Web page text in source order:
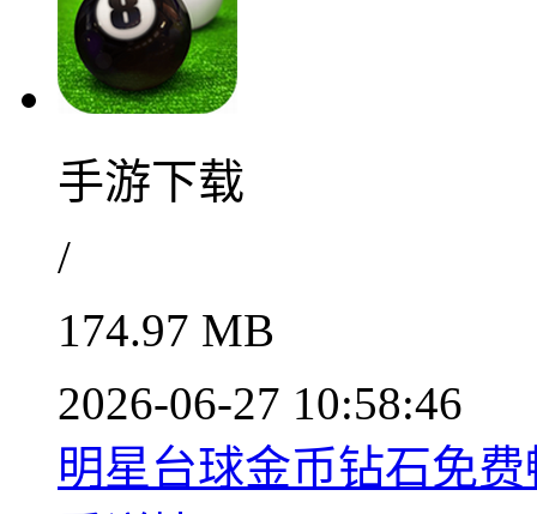
手游下载
/
174.97 MB
2026-06-27 10:58:46
明星台球金币钻石免